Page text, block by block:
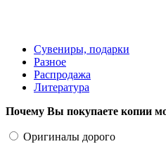
Сувениры, подарки
Разное
Распродажа
Литература
Почему Вы покупаете копии
Оригиналы дорого